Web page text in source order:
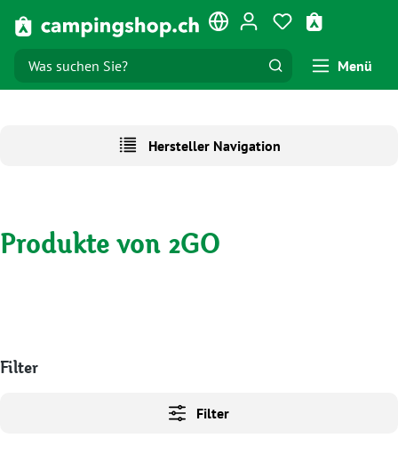
Zum Hauptinhalt springen Du hast 0
Menü
Hersteller Navigation
Produkte von 2GO
Filter
Filter